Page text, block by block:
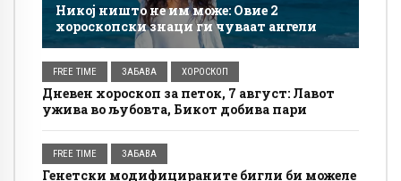
Никој ништо не им може: Овие 2
хороскопски знаци ги чуваат ангели
FREE TIME ЗАБАВА ХОРОСКОП
Дневен хороскоп за петок, 7 август: Лавот
ужива во љубовта, Бикот добива пари
FREE TIME ЗАБАВА
Генетски модифицираните бигли би можеле